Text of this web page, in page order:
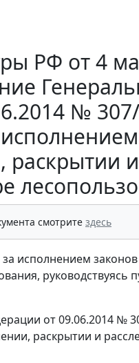
РФ от 4
№
смотрите здесь
исполнением
руководствуясь
от 09.06.2014 №
раскрытии и